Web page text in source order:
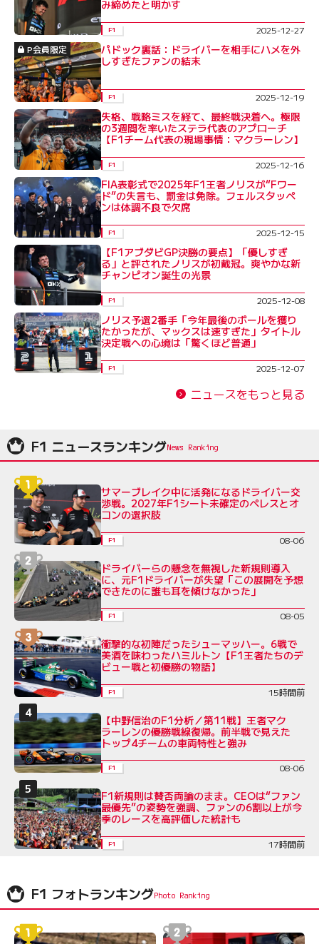
み締めたと明かす
F1
2025-12-27
P会員限定
パドック裏話：ドライバーを相手にハメを外
しすぎたファンの結末
F1 2025-12-19
失格、戦略ミスを経て、最終戦決着へ。極限
の3週間を率いたステラ代表のアプローチ
【F1チーム代表の現場事情：マクラーレン】
F1 2025-12-16
FIA表彰式で2025年F1王者ノリスが“Fワー
ド”の失言も、罰金は免除。フェルスタッペ
ンは体調不良で欠席
F1 2025-12-15
【F1アブダビGP決勝の要点】「優しすぎ
る」と評されたノリスが初戴冠。爽やかな新
チャンピオン誕生の光景
F1 2025-12-08
ノリス予選2番手「今年最後のポールを獲り
たかったが、マックスは速すぎた」タイトル
決定戦への心境は「驚くほど普通」
F1 2025-12-07
ニュースをもっと見る
F1 ニュースランキング
サマーブレイク中に活発になるドライバー交
渉戦。2027年F1シート未確定のペレスとオ
コンの選択肢
F1 08-06
ドライバーらの懸念を無視した新規則導入
に、元F1ドライバーが失望「この展開を予想
できたのに誰も耳を傾けなかった」
F1 08-05
衝撃的な初陣だったシューマッハー。6戦で
美酒を味わったハミルトン【F1王者たちのデ
ビュー戦と初優勝の物語】
F1 15時間前
【中野信治のF1分析／第11戦】王者マク
ラーレンの優勝戦線復帰。前半戦で見えた
トップ4チームの車両特性と強み
F1 08-06
F1新規則は賛否両論のまま。CEOは“ファン
最優先”の姿勢を強調、ファンの6割以上が今
季のレースを高評価した統計も
F1 17時間前
F1 フォトランキング